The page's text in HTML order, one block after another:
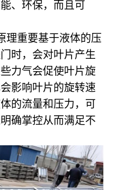
、环保，而且可
理重要基于液体的压
时，会对叶片产生
力气会促使叶片旋
影响叶片的旋转速
的流量和压力，可
确掌控从而满足不